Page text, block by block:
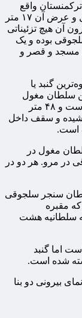
واقع
شده است این آرامگاه ۲۷ متر بلندی دارد و طول و عرض آن ۱۷ متر
ولی درون آن هیچ تزئیناتی
بوده و یک
مسجد و قصر و
گنبد یا
سلطان مغول
وجود دارد. این بنا اولین گنبد بزرگ آجری جهان است و ۴۸ متر
و سقف داخل
است.
مغول در
در مرو. هر دو در
سنجر سلجوقی
مقبره
سلطانیه هشت
اما گنبد
شده است.
بیرونی دو بنا